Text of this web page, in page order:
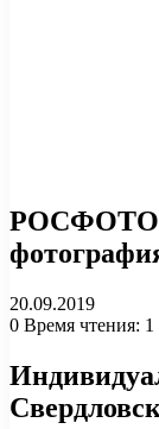
РОСФОТО
20.09.2019
0 Время чтения: 1